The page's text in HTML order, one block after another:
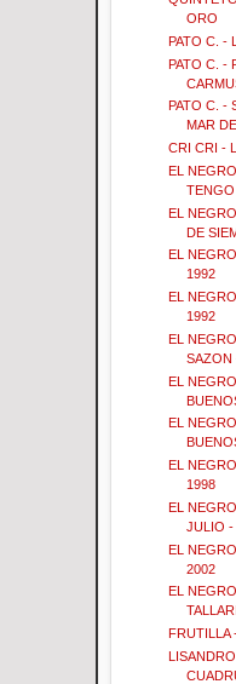
ORO
PATO C. -
PATO C. -
PATO C. -
MAR
CRI CRI -
EL
EL
DE
EL
1992
EL
1992
EL
SAZON
EL
EL
EL
1998
EL
JULIO -
EL
2002
EL
FRUTILLA